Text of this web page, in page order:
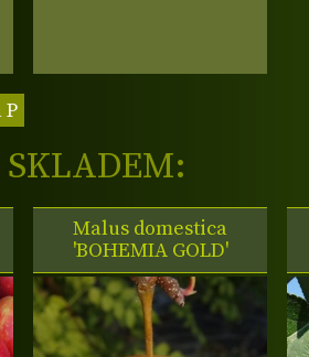
P
Malus domestica
'BOHEMIA GOLD'